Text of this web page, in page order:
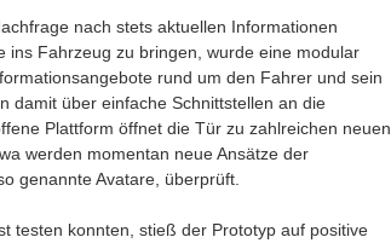
nach stets aktuellen Informationen
ins Fahrzeug zu bringen, wurde eine modular
rund um den Fahrer und sein
damit über einfache Schnittstellen an die
Plattform öffnet die Tür zu zahlreichen neuen
werden momentan neue Ansätze der
genannte Avatare, überprüft.
testen konnten, stieß der Prototyp auf positive